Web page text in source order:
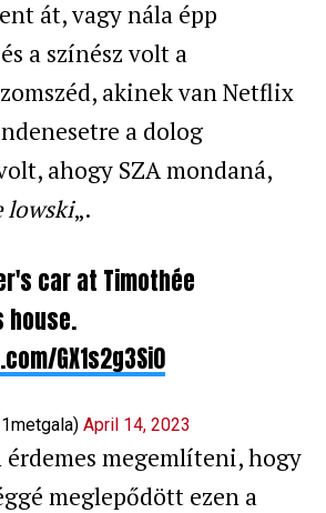
át, vagy nála épp
a színész volt a
akinek van Netflix
a dolog
ahogy SZA mondaná,
lowski„.
car at Timothée
house.
GX1s2g3Si0
April 14, 2023
érdemes megemlíteni, hogy
meglepődött ezen a